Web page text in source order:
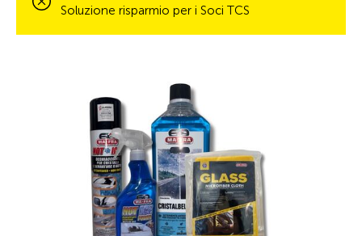
Soluzione risparmio per i Soci TCS